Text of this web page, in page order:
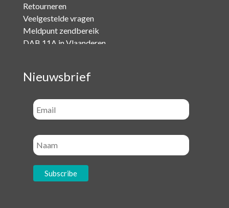
Retourneren
Veelgestelde vragen
Meldpunt zendbereik
DAB 11A in Vlaanderen
Nieuwsbrief